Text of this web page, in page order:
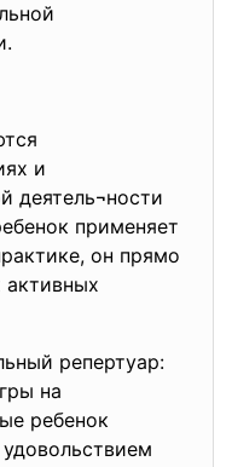
и
деятель¬ности
применяет
он прямо
активных
репертуар:
на
ребенок